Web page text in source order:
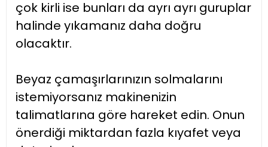
çok kirli ise bunları da ayrı ayrı guruplar
halinde yıkamanız daha doğru
olacaktır.
Beyaz çamaşırlarınızın solmalarını
istemiyorsanız makinenizin
talimatlarına göre hareket edin. Onun
önerdiği miktardan fazla kıyafet veya